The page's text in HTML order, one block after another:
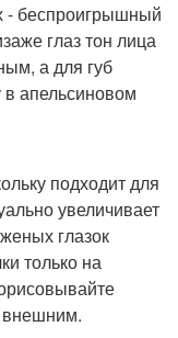
- беспроигрышный
глаз тон лица
а для губ
в апельсиновом
подходит для
увеличивает
глазок
только на
внешним.